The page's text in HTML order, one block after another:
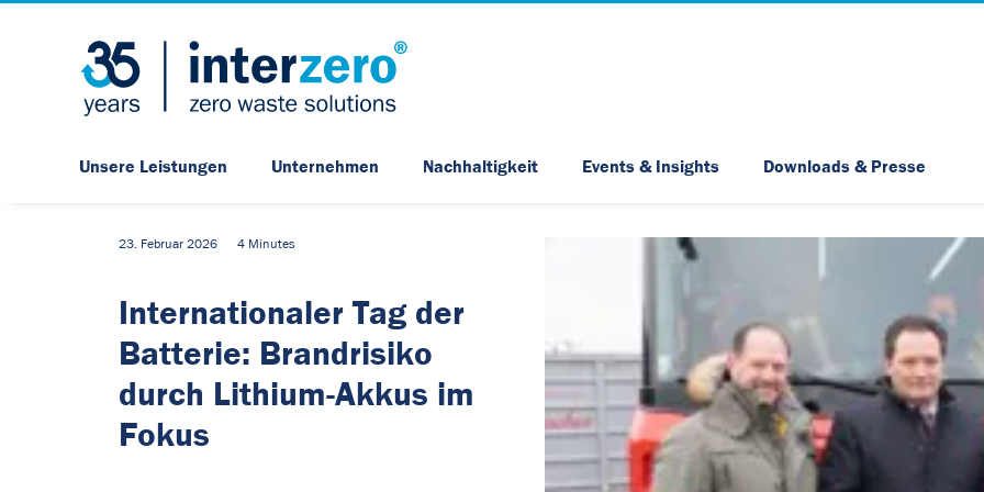
Unsere Leistungen Unternehmen Nachhaltigkeit Events & Insights Downloads & Presse
23. Februar 2026 4 Minutes
Internationaler Tag der
Batterie: Brandrisiko
durch Lithium-Akkus im
Fokus